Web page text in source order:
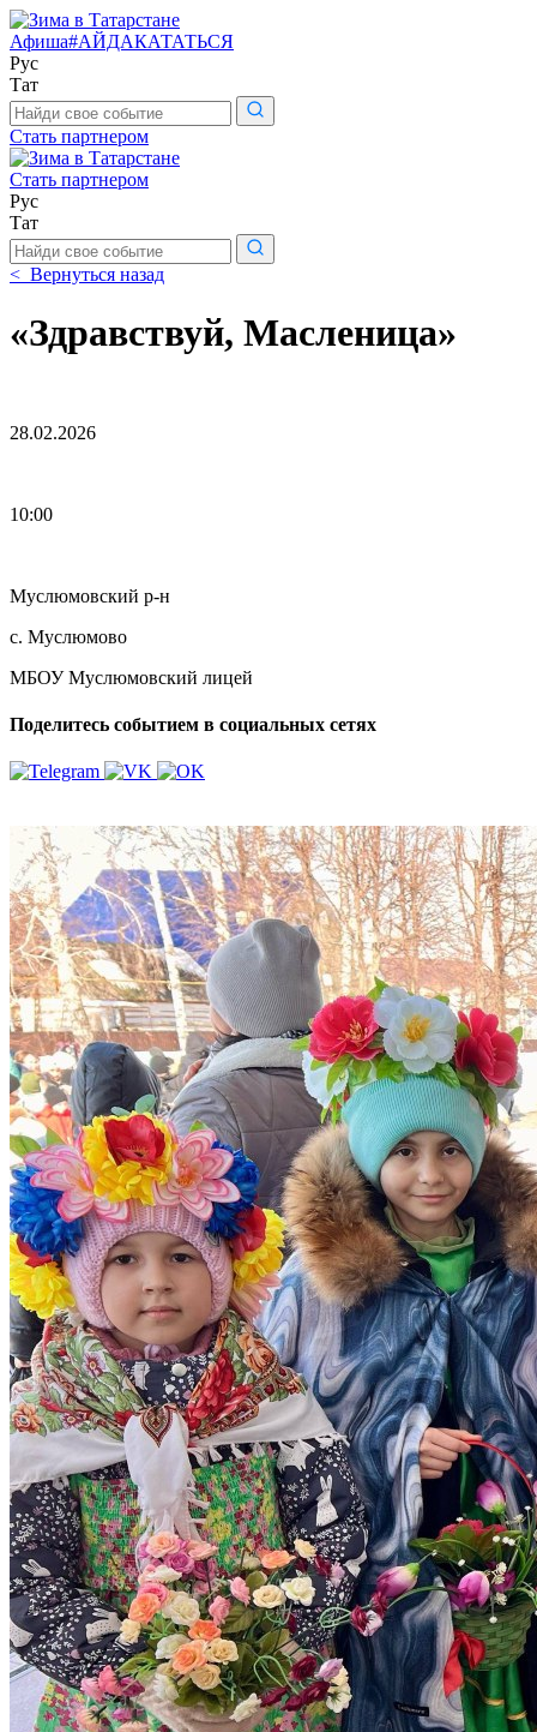
Афиша#АЙДАКАТАТЬСЯ
Рус
Тат
Поиск
по
сайту
Стать партнером
Стать партнером
Рус
Тат
Поиск
по
сайту
< Вернуться назад
«Здравствуй, Масленица»
28.02.2026
10:00
Муслюмовский р-н
с. Муслюмово
МБОУ Муслюмовский лицей
Поделитесь событием в социальных сетях